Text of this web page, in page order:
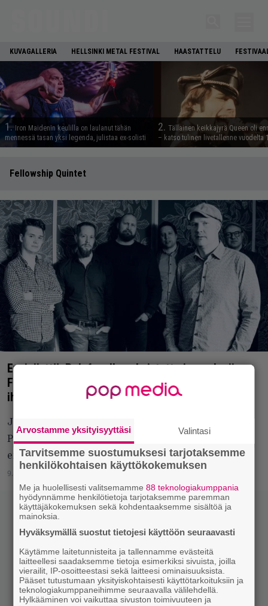
KUVAGALLERIA HELLSINKI METAL FESTIVAL HAASTATTELU
1. Iron Maidenin keulilla on laulanut tähän
mennessä tasan yksi legenda, julistaa ex-solisti
2. Tällainen keikkajyrä Queen oli
– katso tulinen livetallenne vuodelta
Fellowship Quintet
Ensinäyttö: Palefacella vahvistettu jazzryhmä
Fellowship Quintet antaa toisen varoituksen
ihmiskunnalle
Jazztrumpetisti Mikko "Gunu" Karjalaisen ja
Palefacen yhteistyöbiisiin syntynyt video Soundin
ensinäytössä.
9.4.2021 09:17
Arvostamme yksityisyyttäsi Valintasi
Tarvitsemme suostumuksesi tarjotaksemme
henkilökohtaisen käyttökokemuksen
Me ja huolellisesti valitsemamme88 teknologiakumppania
hyödynnämme henkilötietoja tarjotaksemme paremman
käyttäjäkokemuksen sekä kohdentaaksemme sisältöä ja
mainoksia.
Hyväksymällä suostut tietojesi käyttöön seuraavasti
Käytämme laitetunnisteita ja tallennamme evästeitä
laitteellesi saadaksemme tietoja esimerkiksi sivuista, joilla
vierailit, IP-osoitteestasi sekä laitteesi ominaisuuksista.
Pääset tutustumaan yksityiskohtaisesti käyttötarkoituksiin ja
teknologiakumppaneihimme seuraavalla välilehdellä.
Hylkääminen voi vaikuttaa sivuston toimivuuteen ja